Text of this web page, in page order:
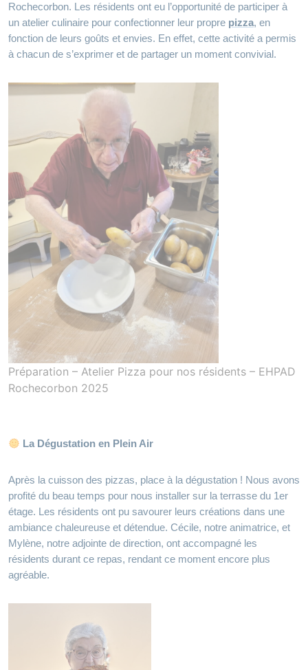
Rochecorbon. Les résidents ont eu l’opportunité de participer à
un atelier culinaire pour confectionner leur propre pizza, en
fonction de leurs goûts et envies. En effet, cette activité a permis
à chacun de s’exprimer et de partager un moment convivial.
Préparation – Atelier Pizza pour nos résidents – EHPAD
Rochecorbon 2025
La Dégustation en Plein Air
Après la cuisson des pizzas, place à la dégustation ! Nous avons
profité du beau temps pour nous installer sur la terrasse du 1er
étage. Les résidents ont pu savourer leurs créations dans une
ambiance chaleureuse et détendue. Cécile, notre animatrice, et
Mylène, notre adjointe de direction, ont accompagné les
résidents durant ce repas, rendant ce moment encore plus
agréable.